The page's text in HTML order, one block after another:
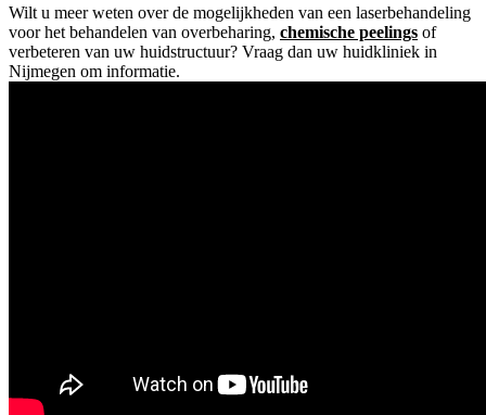
Wilt u meer weten over de mogelijkheden van een laserbehandeling
voor het behandelen van overbeharing, chemische peelings of
verbeteren van uw huidstructuur? Vraag dan uw huidkliniek in
Nijmegen om informatie.